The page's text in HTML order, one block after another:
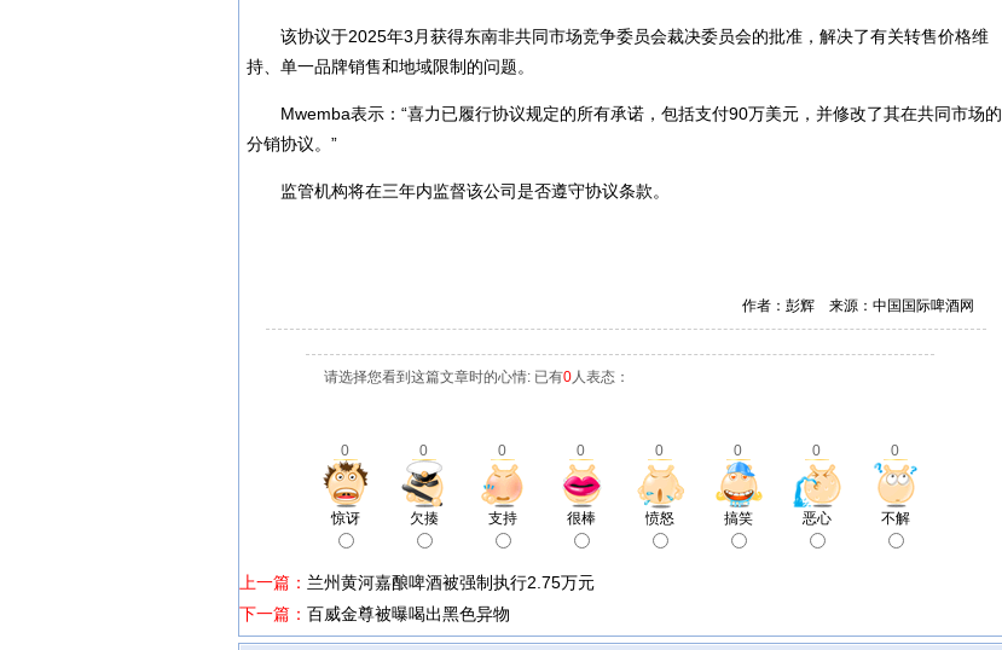
该协议于2025年3月获得东南非共同市场竞争委员会裁决委员会的批准，解决了有关转售价格维
持、单一品牌销售和地域限制的问题。
Mwemba表示：“喜力已履行协议规定的所有承诺，包括支付90万美元，并修改了其在共同市场的
分销协议。”
监管机构将在三年内监督该公司是否遵守协议条款。
作者：彭辉 来源：中国国际啤酒网
请选择您看到这篇文章时的心情: 已有0人表态：
0 0 0 0 0 0 0 0
惊讶 欠揍 支持 很棒 愤怒 搞笑 恶心 不解
上一篇： 兰州黄河嘉酿啤酒被强制执行2.75万元
下一篇： 百威金尊被曝喝出黑色异物